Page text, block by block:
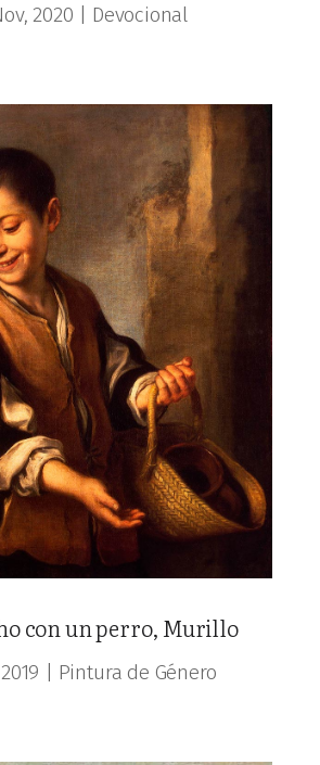
2020 Devocional
con un perro, Murillo
Pintura de Género